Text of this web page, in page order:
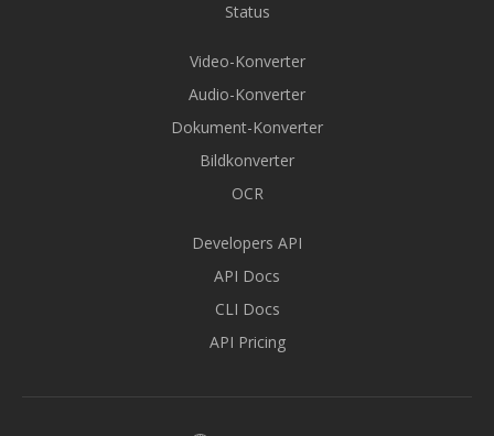
Status
Video-Konverter
Audio-Konverter
Dokument-Konverter
Bildkonverter
OCR
Developers API
API Docs
CLI Docs
API Pricing